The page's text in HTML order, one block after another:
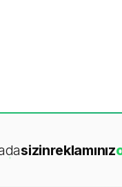
sizinreklamınız